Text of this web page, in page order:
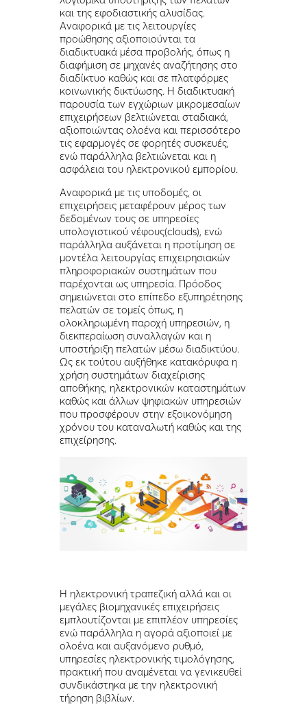
και της εφοδιαστικής αλυσίδας.
Αναφορικά με τις λειτουργίες
προώθησης αξιοποιούνται τα
διαδικτυακά μέσα προβολής, όπως η
διαφήμιση σε μηχανές αναζήτησης στο
διαδίκτυο καθώς και σε πλατφόρμες
κοινωνικής δικτύωσης. Η διαδικτυακή
παρουσία των εγχώριων μικρομεσαίων
επιχειρήσεων βελτιώνεται σταδιακά,
αξιοποιώντας ολοένα και περισσότερο
τις εφαρμογές σε φορητές συσκευές,
ενώ παράλληλα βελτιώνεται και η
ασφάλεια του ηλεκτρονικού εμπορίου.
Αναφορικά με τις υποδομές, οι
επιχειρήσεις μεταφέρουν μέρος των
δεδομένων τους σε υπηρεσίες
υπολογιστικού νέφους(clouds), ενώ
παράλληλα αυξάνεται η προτίμηση σε
μοντέλα λειτουργίας επιχειρησιακών
πληροφοριακών συστημάτων που
παρέχονται ως υπηρεσία. Πρόοδος
σημειώνεται στο επίπεδο εξυπηρέτησης
πελατών σε τομείς όπως, η
ολοκληρωμένη παροχή υπηρεσιών, η
διεκπεραίωση συναλλαγών και η
υποστήριξη πελατών μέσω διαδικτύου.
Ως εκ τούτου αυξήθηκε κατακόρυφα η
χρήση συστημάτων διαχείρισης
αποθήκης, ηλεκτρονικών καταστημάτων
καθώς και άλλων ψηφιακών υπηρεσιών
που προσφέρουν στην εξοικονόμηση
χρόνου του καταναλωτή καθώς και της
επιχείρησης.
Η ηλεκτρονική τραπεζική αλλά και οι
μεγάλες βιομηχανικές επιχειρήσεις
εμπλουτίζονται με επιπλέον υπηρεσίες
ενώ παράλληλα η αγορά αξιοποιεί με
ολοένα και αυξανόμενο ρυθμό,
υπηρεσίες ηλεκτρονικής τιμολόγησης,
πρακτική που αναμένεται να γενικευθεί
συνδικάστηκα με την ηλεκτρονική
τήρηση βιβλίων.